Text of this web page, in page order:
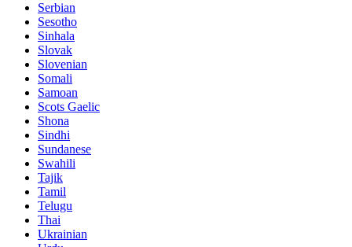
Serbian
Sesotho
Sinhala
Slovak
Slovenian
Somali
Samoan
Scots Gaelic
Shona
Sindhi
Sundanese
Swahili
Tajik
Tamil
Telugu
Thai
Ukrainian